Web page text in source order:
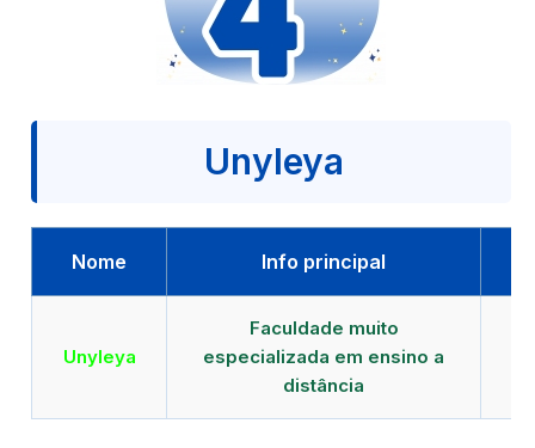
Unyleya
Nome Info principal
Unyleya
Faculdade muito
especializada em ensino a
distância